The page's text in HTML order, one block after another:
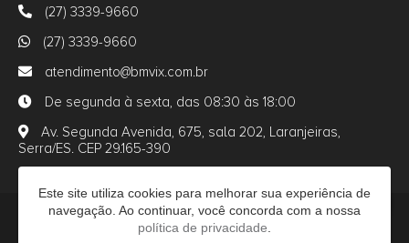
(27) 3339-9660
(27) 3339-9660
atendimento@bmvix.com.br
De segunda à sexta, das 08:30 às 18:00
Av. Segunda Avenida, 675, sala 202, Laranjeiras,
Serra/ES. CEP 29.165-390
Este site utiliza cookies para melhorar sua experiência de
navegação. Ao continuar, você concorda com a nossa
política de privacidade